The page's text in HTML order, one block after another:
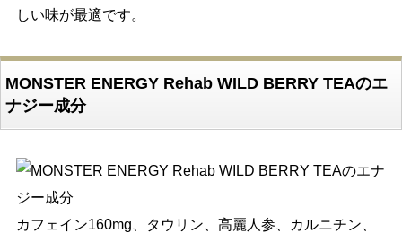
しい味が最適です。
MONSTER ENERGY Rehab WILD BERRY TEAのエ
ナジー成分
カフェイン160mg、タウリン、高麗人参、カルニチン、